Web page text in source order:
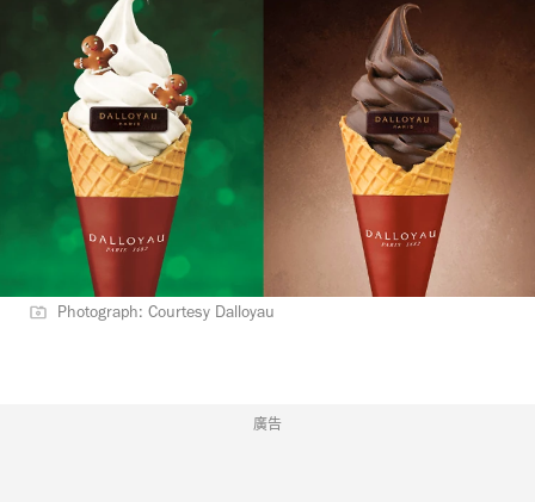
Photograph: Courtesy Dalloyau
廣告